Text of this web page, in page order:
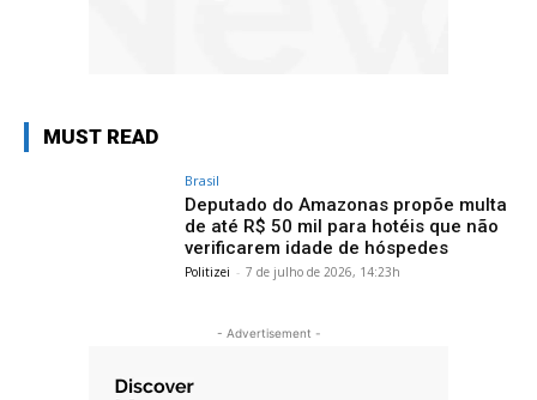
MUST READ
Brasil
Deputado do Amazonas propõe multa
de até R$ 50 mil para hotéis que não
verificarem idade de hóspedes
Politizei - 7 de julho de 2026, 14:23h
- Advertisement -